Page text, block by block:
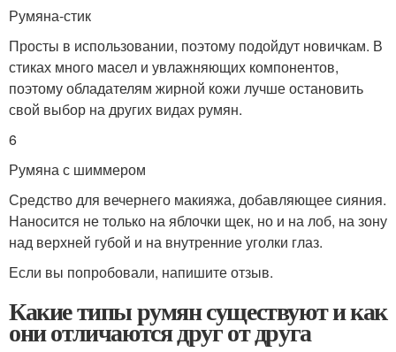
Румяна-стик
Просты в использовании, поэтому подойдут новичкам. В
стиках много масел и увлажняющих компонентов,
поэтому обладателям жирной кожи лучше остановить
свой выбор на других видах румян.
6
Румяна с шиммером
Средство для вечернего макияжа, добавляющее сияния.
Наносится не только на яблочки щек, но и на лоб, на зону
над верхней губой и на внутренние уголки глаз.
Если вы попробовали, напишите отзыв.
Какие типы румян существуют и как
они отличаются друг от друга